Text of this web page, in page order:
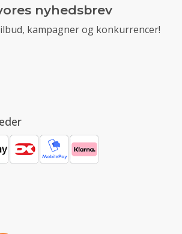
nyhedsbrev
kampagner og konkurrencer!